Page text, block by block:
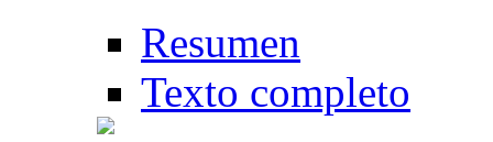
Resumen
Texto completo